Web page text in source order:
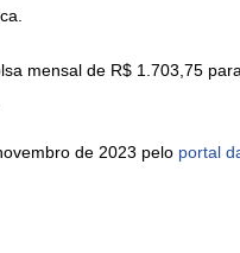
mensal de R$ 1.703,75
de 2023 pelo portal